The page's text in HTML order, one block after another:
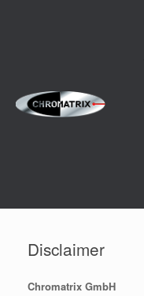
Disclaimer
Chromatrix GmbH